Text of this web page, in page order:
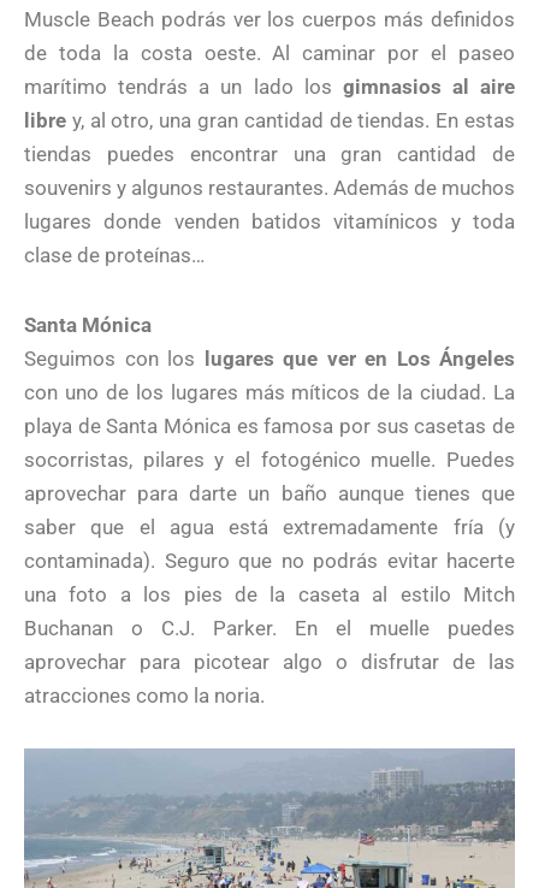
Muscle Beach podrás ver los cuerpos más definidos
de toda la costa oeste. Al caminar por el paseo
marítimo tendrás a un lado los gimnasios al aire
libre y, al otro, una gran cantidad de tiendas. En estas
tiendas puedes encontrar una gran cantidad de
souvenirs y algunos restaurantes. Además de muchos
lugares donde venden batidos vitamínicos y toda
clase de proteínas…
Santa Mónica
Seguimos con los
lugares que ver en Los Ángeles
con uno de los lugares más míticos de la ciudad. La
playa de Santa Mónica es famosa por sus casetas de
socorristas, pilares y el fotogénico muelle. Puedes
aprovechar para darte un baño aunque tienes que
saber que el agua está extremadamente fría (y
contaminada). Seguro que no podrás evitar hacerte
una foto a los pies de la caseta al estilo Mitch
Buchanan o C.J. Parker. En el muelle puedes
aprovechar para picotear algo o disfrutar de las
atracciones como la noria.